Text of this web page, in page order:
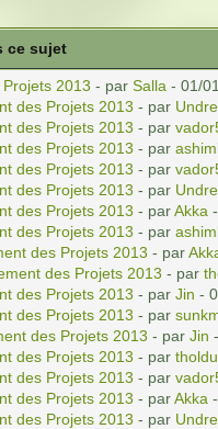
ce sujet
2013 - par Salla - 01/
des Projets 2013 - par
des Projets 2013 - par
des Projets 2013 - par
des Projets 2013 - par
des Projets 2013 - par
des Projets 2013 - parAkka
des Projets 2013 - par
des Projets 2013 - par
des Projets 2013 - par
des Projets 2013 - par Jin -
des Projets 2013 - par
des Projets 2013 - par Jin
des Projets 2013 - par
des Projets 2013 - par
des Projets 2013 - parAkka
des Projets 2013 - par